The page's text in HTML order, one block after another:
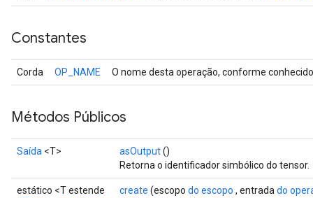
Constantes
Corda OP_NAME O nome desta operação, conforme
Métodos Públicos
Saída <T> asOutput()
Retorna o identificador simbólico do tensor.
estático <T estende
create (escopo do escopo , entrada do